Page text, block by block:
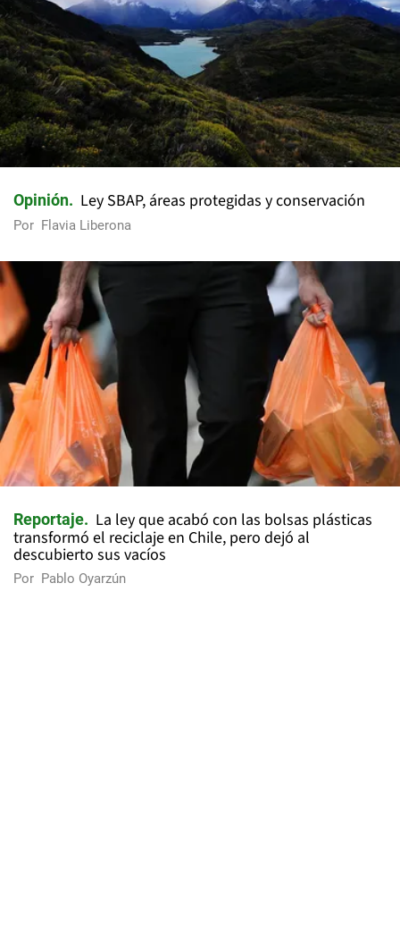
Opinión Ley SBAP, áreas protegidas y conservación
Por Flavia Liberona
Reportaje
La ley que acabó con las bolsas plásticas
transformó el reciclaje en Chile, pero dejó al
descubierto sus vacíos
Por Pablo Oyarzún